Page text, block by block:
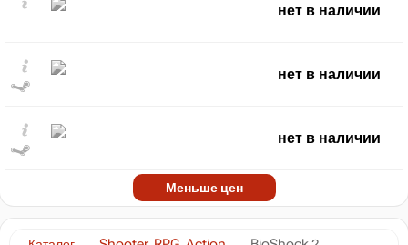
нет в наличии
нет в наличии
нет в наличии
Меньше цен